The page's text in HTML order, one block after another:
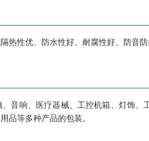
热性优、防水性好、耐腐性好、防音
音响、医疗器械、工控机箱、灯饰
品等多种产品的包装。